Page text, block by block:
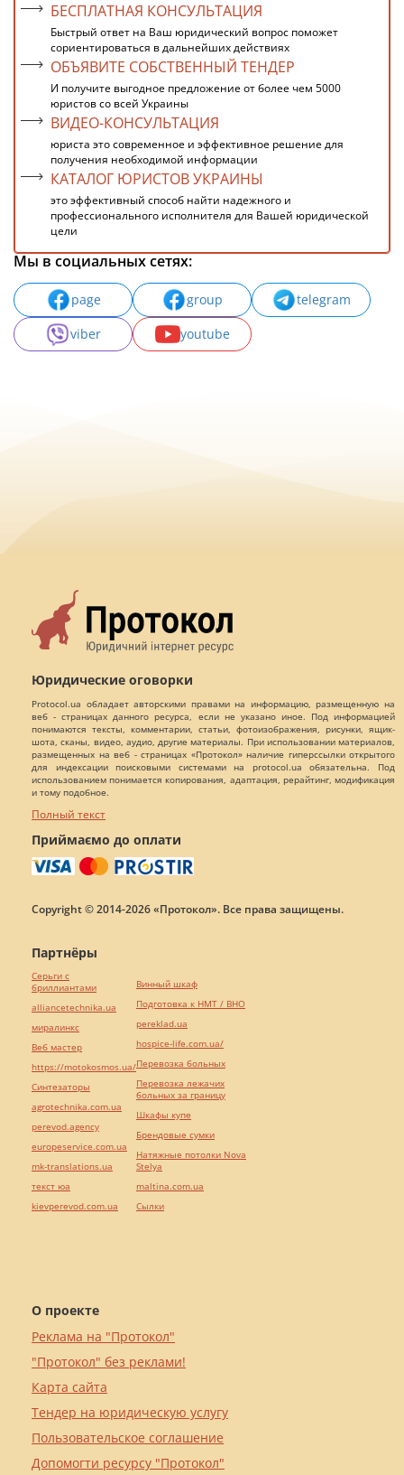
БЕСПЛАТНАЯ КОНСУЛЬТАЦИЯ
Быстрый ответ на Ваш юридический вопрос поможет
сориентироваться в дальнейших действиях
ОБЪЯВИТЕ СОБСТВЕННЫЙ ТЕНДЕР
И получите выгодное предложение от более чем 5000
юристов со всей Украины
ВИДЕО-КОНСУЛЬТАЦИЯ
юриста это современное и эффективное решение для
получения необходимой информации
КАТАЛОГ ЮРИСТОВ УКРАИНЫ
это эффективный способ найти надежного и
профессионального исполнителя для Вашей юридической
цели
Мы в социальных сетях:
page group
telegram
viber
youtube
Юридические оговорки
Protocol.ua обладает авторскими правами на информацию, размещенную на
веб - страницах данного ресурса, если не указано иное. Под информацией
понимаются тексты, комментарии, статьи, фотоизображения, рисунки, ящик-
шота, сканы, видео, аудио, другие материалы. При использовании материалов,
размещенных на веб - страницах «Протокол» наличие гиперссылки открытого
для индексации поисковыми системами на protocol.ua обязательна. Под
использованием понимается копирования, адаптация, рерайтинг, модификация
и тому подобное.
Полный текст
Приймаємо до оплати
Copyright © 2014-2026 «Протокол». Все права защищены.
О проекте
Реклама на "Протокол"
"Протокол" без реклами!
Карта сайта
Тендер на юридическую услугу
Пользовательское соглашение
Допомогти ресурсу "Протокол"
Партнёры
Серьги с
бриллиантами
alliancetechnika.ua
миралинкс
Веб мастер
https://motokosmos.ua/
Синтезаторы
agrotechnika.com.ua
perevod.agency
europeservice.com.ua
mk-translations.ua
текст юа
kievperevod.com.ua
Винный шкаф
Подготовка к НМТ / ВНО
pereklad.ua
hospice-life.com.ua/
Перевозка больных
Перевозка лежачих
больных за границу
Шкафы купе
Брендовые сумки
Натяжные потолки Nova
Stelya
maltina.com.ua
Cылки